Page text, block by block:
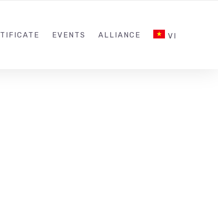
EVENTS ALLIANCE VI